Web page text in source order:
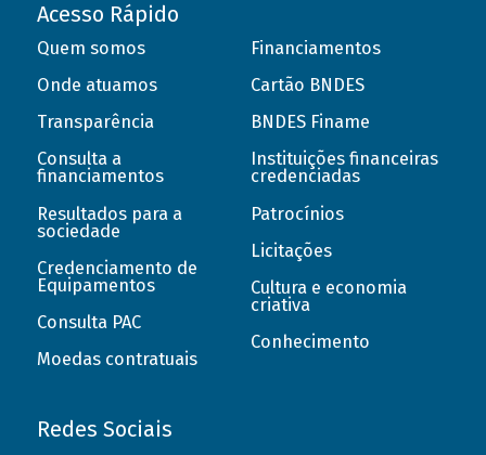
Acesso Rápido
Quem somos
Onde atuamos
Transparência
Consulta a
financiamentos
Resultados para a
sociedade
Credenciamento de
Equipamentos
Consulta PAC
Moedas contratuais
Financiamentos
Cartão BNDES
BNDES Finame
Instituições financeiras
credenciadas
Patrocínios
Licitações
Cultura e economia
criativa
Conhecimento
Redes Sociais